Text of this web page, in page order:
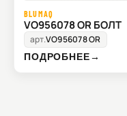
BLUMAQ
VO956078 OR БОЛТ
арт.VO956078 OR
ПОДРОБНЕЕ→